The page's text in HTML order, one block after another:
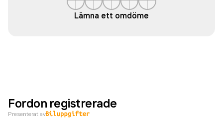
Lämna ett omdöme
Fordon registrerade
Presenterat av